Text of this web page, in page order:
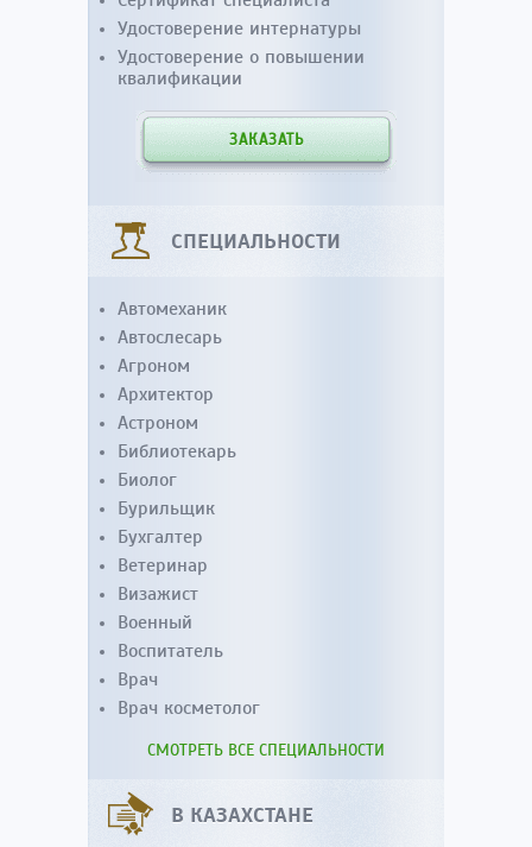
Удостоверение интернатуры
Удостоверение о повышении
квалификации
ЗАКАЗАТЬ
СПЕЦИАЛЬНОСТИ
Автомеханик
Автослесарь
Агроном
Архитектор
Астроном
Библиотекарь
Биолог
Бурильщик
Бухгалтер
Ветеринар
Визажист
Военный
Воспитатель
Врач
Врач косметолог
СМОТРЕТЬ ВСЕ СПЕЦИАЛЬНОСТИ
В КАЗАХСТАНЕ